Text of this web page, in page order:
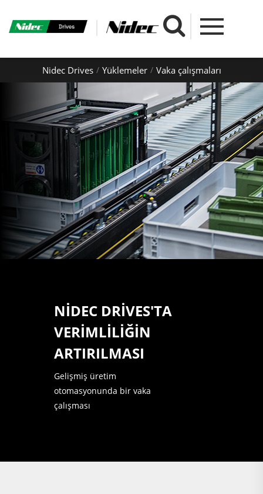
Nidec Drives Yüklemeler Vaka çalışmaları
NIDEC DRIVES'TA
VERIMLILIĞIN
ARTIRILMASI
Gelişmiş üretim
otomasyonunda bir vaka
çalışması